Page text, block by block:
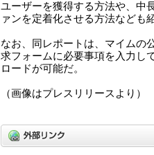
ユーザーを獲得する方法や、中
ァンを定着化させる方法なども
なお、同レポートは、マイムの
求フォームに必要事項を入力し
ロードが可能だ。
（画像はプレスリリースより）